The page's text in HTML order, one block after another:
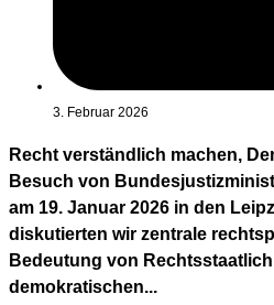
3. Februar 2026
Recht verständlich machen,
Besuch von
am 19. Januar 2026 in den
diskutierten wir zentrale
Bedeutung von
demokratischen...